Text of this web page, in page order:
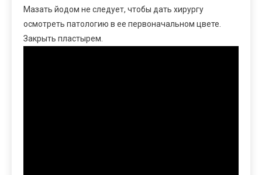
Мазать йодом не следует, чтобы дать хирургу
осмотреть патологию в ее первоначальном цвете.
Закрыть пластырем.